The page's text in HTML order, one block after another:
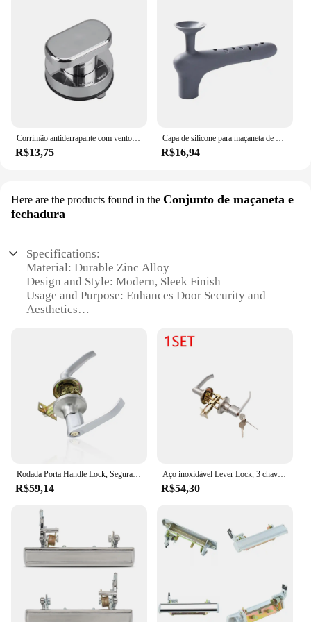
Corrimão antiderrapante com ventosa, alça de chuveiro sem perfuração, oferece aderência segura para segurança, porta de vidro da banheira do banheiro
R$13,75
Capa de silicone para maçaneta de porta, anti-colisão, protetor de maçaneta para maçaneta de porta quadrada plana, antiestática, segurança
R$16,94
Here are the products found in the Conjunto de maçaneta e
fechadura
Specifications:
Material: Durable Zinc Alloy
Design and Style: Modern, Sleek Finish
Usage and Purpose: Enhances Door Security and
Aesthetics
Parts and Accessories: Comes with a Set of Door
Knob and Lock
Typical Adaptive Scenario: Ideal for Home and
Office Environments
Features:
|Wholesale|Vendors|
**Elevate Your Door's Appeal and Security**
The puxador porta set is a comprehensive solution
functionality and style. Crafted from high-quality
zinc alloy, this set boasts a modern and sleek finish
that complements any home or office decor. The
door knob and lock are designed to enhance door
security while ensuring ease of use. Whether you're
looking to replace old hardware or simply add a
touch of elegance to your space, this set is the
perfect choice.
R$59,14
Aço inoxidável Lever Lock, 3 chaves de bloqueio, Maçaneta, Botão de substituição para Home Office
R$54,30